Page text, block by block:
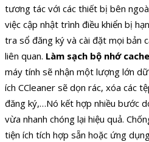
tương tác với các thiết bị bên
việc cập nhật trình điều khiển bị
tra sổ đăng ký và cài đặt mọi bản
liên quan. Làm sạch bộ nhớ
máy tính sẽ nhận một lượng lớn
ích CCleaner sẽ dọn rác, xóa các
đăng ký,…Nó kết hợp nhiều bước
vừa nhanh chóng lại hiệu quả.
tiện ích tích hợp sẵn hoặc ứng